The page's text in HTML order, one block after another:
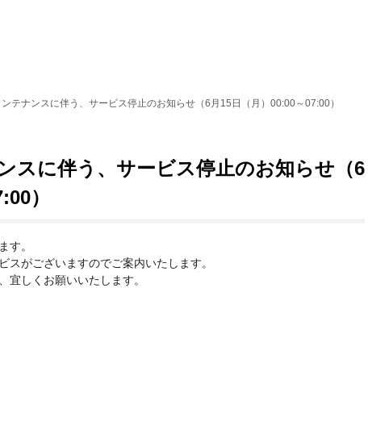
テナンスに伴う、サービス停止のお知らせ（6月15日（月）00:00～07:00）
スに伴う、サービス停止のお知らせ（6
）
す。
スがございますのでご案内いたします。
宜しくお願いいたします。